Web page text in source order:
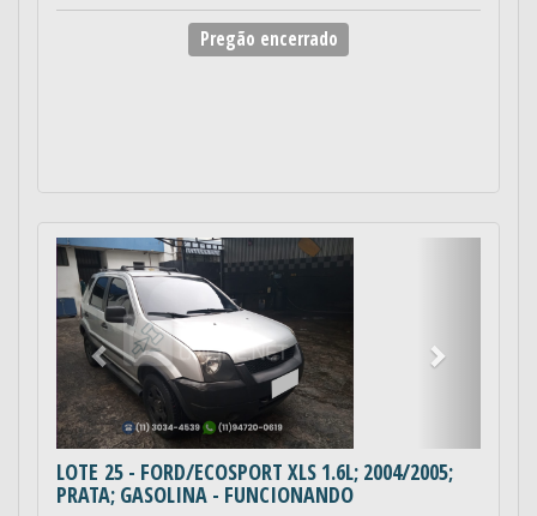
Pregão encerrado
Anterior
LOTE 25 - FORD/ECOSPORT XLS 1.6L; 2004/2005;
PRATA; GASOLINA - FUNCIONANDO